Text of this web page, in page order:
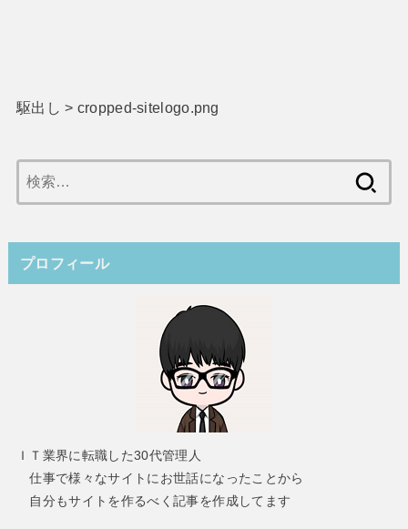
駆出し > cropped-sitelogo.png
索:
プロフィール
ＩＴ業界に転職した30代管理人
仕事で様々なサイトにお世話になったことから
自分もサイトを作るべく記事を作成してます